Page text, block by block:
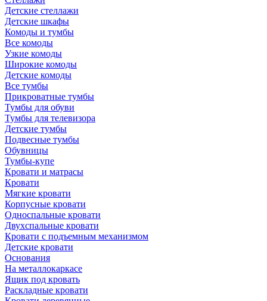
Детские стеллажи
Детские шкафы
Комоды и тумбы
Все комоды
Узкие комоды
Широкие комоды
Детские комоды
Все тумбы
Прикроватные тумбы
Тумбы для обуви
Тумбы для телевизора
Детские тумбы
Подвесные тумбы
Обувницы
Тумбы-купе
Кровати и матрасы
Кровати
Мягкие кровати
Корпусные кровати
Односпальные кровати
Двухспальные кровати
Кровати с подъемным механизмом
Детские кровати
Основания
На металлокаркасе
Ящик под кровать
Раскладные кровати